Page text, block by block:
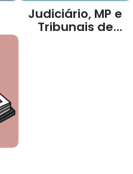
Judiciário, MP e
Tribunais de